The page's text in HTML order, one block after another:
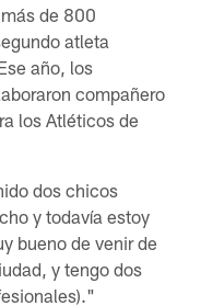
de 800
atleta
año, los
compañero
los Atléticos de
dos chicos
y todavía estoy
bueno de venir de
y tengo dos